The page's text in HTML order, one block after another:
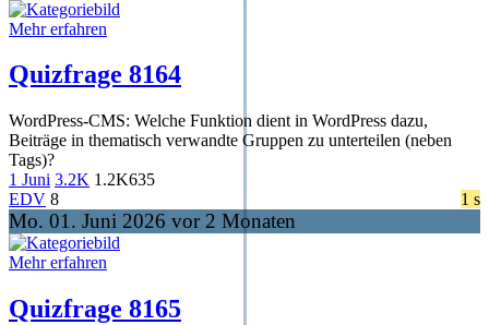
Mehr erfahren
Quizfrage 8164
WordPress-CMS: Welche Funktion dient in WordPress dazu,
Beiträge in thematisch verwandte Gruppen zu unterteilen (neben
Tags)?
1 Juni 3.2K 1.2K635
EDV 8 1 s
Mo. 01. Juni 2026 vor 2 Monaten
Mehr erfahren
Quizfrage 8165